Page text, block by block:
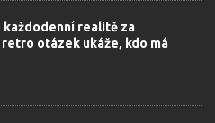
každodenní realitě za
retro otázek ukáže, kdo má